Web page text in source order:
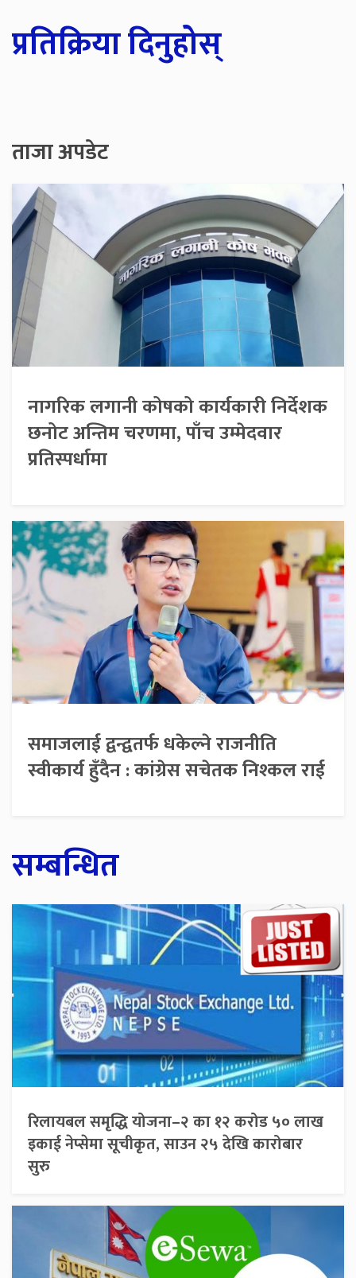
प्रतिक्रिया दिनुहोस्
ताजा अपडेट
नागरिक लगानी कोषको कार्यकारी निर्देशक
छनोट अन्तिम चरणमा, पाँच उम्मेदवार
प्रतिस्पर्धामा
समाजलाई द्वन्द्वतर्फ धकेल्ने राजनीति
स्वीकार्य हुँदैन : कांग्रेस सचेतक निश्कल राई
सम्बन्धित
रिलायबल समृद्धि योजना–२ का १२ करोड ५० लाख
इकाई नेप्सेमा सूचीकृत, साउन २५ देखि कारोबार
सुरु